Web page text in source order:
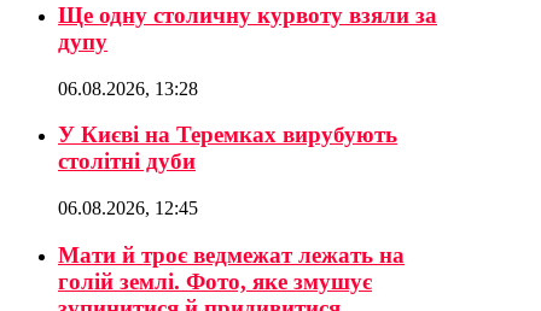
Ще одну столичну курвоту взяли за
дупу
06.08.2026, 13:28
У Києві на Теремках вирубують
столітні дуби
06.08.2026, 12:45
Мати й троє ведмежат лежать на
голій землі. Фото, яке змушує